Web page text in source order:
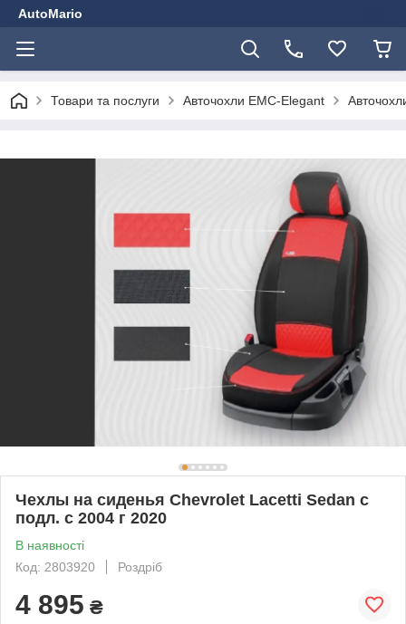
AutoMario
Товари та послуги Авточохли EMC-Elegant
Чехлы на сиденья Chevrolet Lacetti Sedan с
подл. с 2004 г 2020
В наявності
Код: 2803920
Роздріб
4 895 ₴